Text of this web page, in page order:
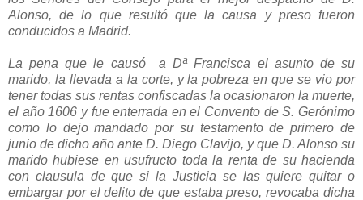
Alonso, de lo que resultó que la causa y preso fueron
conducidos a Madrid.
La pena que le causó a Dª Francisca el asunto de su
marido, la llevada a la corte, y la pobreza en que se vio por
tener todas sus rentas confiscadas la ocasionaron la muerte,
el año 1606 y fue enterrada en el Convento de S. Gerónimo
como lo dejo mandado por su testamento de primero de
junio de dicho año ante D. Diego Clavijo, y que D. Alonso su
marido hubiese en usufructo toda la renta de su hacienda
con clausula de que si la Justicia se las quiere quitar o
embargar por el delito de que estaba preso, revocaba dicha